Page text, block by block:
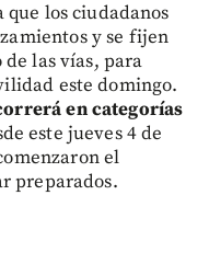
que los ciudadanos
y se fijen
las vías, para
este domingo.
en categorías
este jueves 4 de
el
preparados.